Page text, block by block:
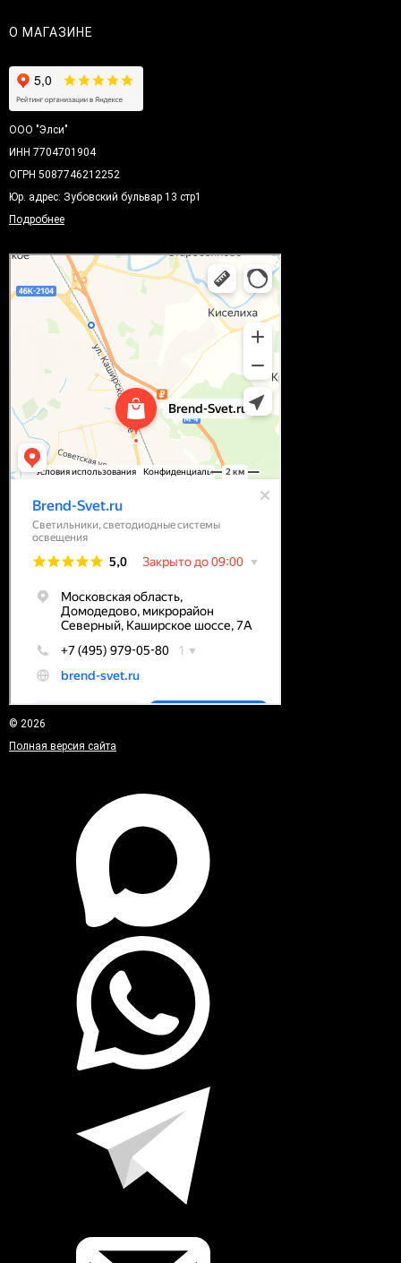
О МАГАЗИНЕ
ООО "Элси"
ИНН 7704701904
ОГРН 5087746212252
Юр. адрес: Зубовский бульвар 13 стр1
Подробнее
© 2026
Полная версия сайта